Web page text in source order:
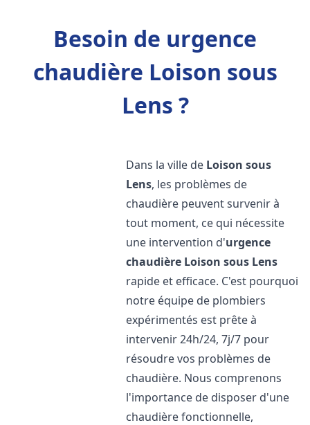
Besoin de urgence
chaudière Loison sous
Lens ?
Dans la ville de Loison sous
Lens, les problèmes de
chaudière peuvent survenir à
tout moment, ce qui nécessite
une intervention d'urgence
chaudière Loison sous Lens
rapide et efficace. C'est pourquoi
notre équipe de plombiers
expérimentés est prête à
intervenir 24h/24, 7j/7 pour
résoudre vos problèmes de
chaudière. Nous comprenons
l'importance de disposer d'une
chaudière fonctionnelle,